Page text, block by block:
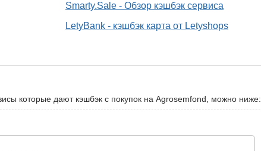
Smarty.Sale - Обзор кэшбэк сервиса
LetyBank - кэшбэк карта от Letyshops
которые дают кэшбэк с покупок на Agrosemfond, можно ниже: